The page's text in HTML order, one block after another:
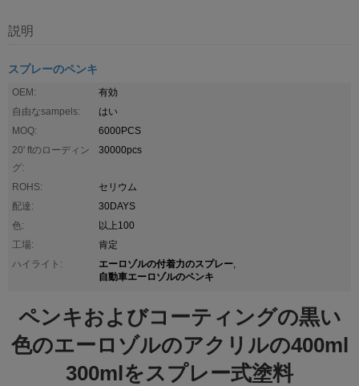
説明
スプレーのペンキ
OEM:
有効
自由なsampels:
はい
MOQ:
6000PCS
20' ftのローディン
グ:
30000pcs
ROHS:
セリウム
配達:
30DAYS
色:
以上100
工場:
肯定
ハイライト:
エーロゾルの付着力のスプレー,
自動車エーロゾルのペンキ
ペンキおよびコーティングの黒い
色のエーロゾルのアクリルの400ml
300mlをスプレー式塗料